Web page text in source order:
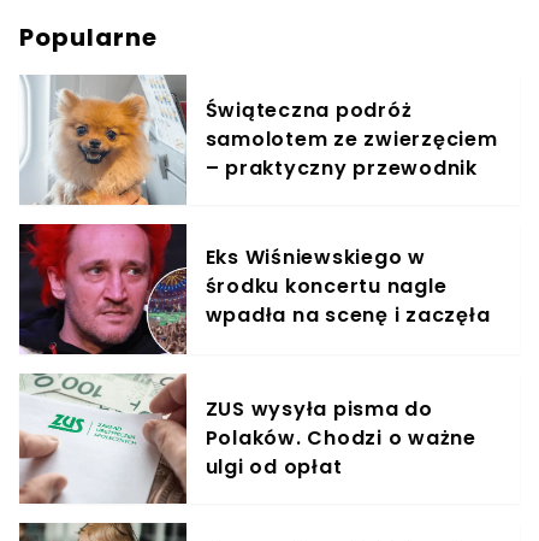
Popularne
Świąteczna podróż
samolotem ze zwierzęciem
– praktyczny przewodnik
Eks Wiśniewskiego w
środku koncertu nagle
wpadła na scenę i zaczęła
ZUS wysyła pisma do
Polaków. Chodzi o ważne
ulgi od opłat